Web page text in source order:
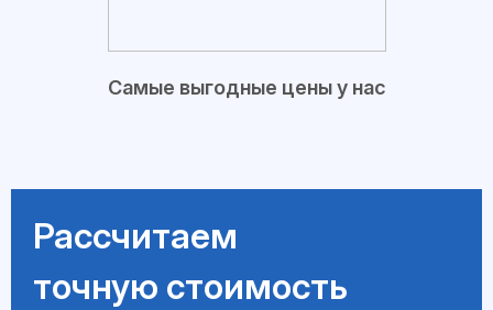
Самые выгодные цены у нас
Рассчитаем
точную стоимость